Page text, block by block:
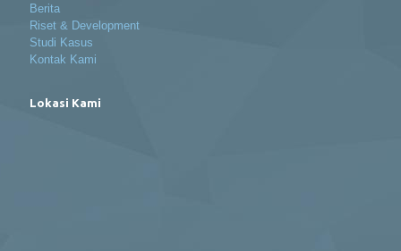
Berita
Riset & Development
Studi Kasus
Kontak Kami
Lokasi Kami